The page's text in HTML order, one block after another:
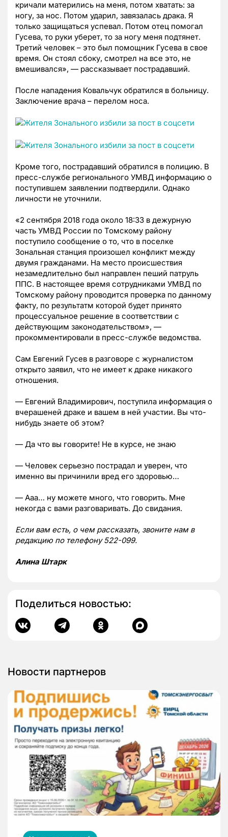
кричали матерились на меня, потом хватать: за
ногу, за нос. Потом ударил, завязалась драка. Я
только защищаться успевал. Потом отец помогал
Гусева, то руки уберет, то за ногу меня подтянет.
Третий человек – это был помощник Гусева в свое
время. Он стоял сбоку, смотрел на все это, не
вмешивался», — рассказывает пострадавший.
После нападения Ковальчук обратился в больницу.
Заключение врача – перелом носа.
Кроме того, пострадавший обратился в полицию. В
пресс-службе регионального УМВД информацию о
поступившем заявлении подтвердили. Однако
личности не уточнили.
«2 сентября 2018 года около 18:33 в дежурную
часть УМВД России по Томскому району
поступило сообщение о то, что в поселке
Зональная станция произошел конфликт между
двумя гражданами. На место происшествия
незамедлительно был направлен пеший патруль
ППС. В настоящее время сотрудниками УМВД по
Томскому району проводится проверка по данному
факту, по результатм которой будет принято
процессуальное решение в соответствии с
действующим законодательством», —
прокомментировали в пресс-службе ведомства.
Сам Евгений Гусев в разговоре с журналистом
открыто заявил, что не имеет к драке никакого
отношения.
— Евгений Владимирович, поступила информация о
вчерашеней драке и вашем в ней участии. Вы что-
нибудь знаете об этом?
— Да что вы говорите! Не в курсе, не знаю
— Человек серьезно пострадал и уверен, что
именно вы причинили вред его здоровью…
— Ааа… ну можете много, что говорить. Мне
некогда с вами разговаривать. До свидания.
Если вам есть, о чем рассказать, звоните нам в
редакцию по телефону 522-099.
Алина Штарк
Поделиться новостью:
Новости партнеров